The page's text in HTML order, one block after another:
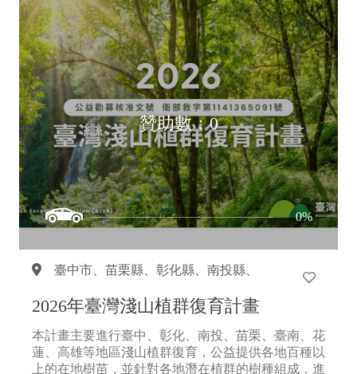
贊助數：0
0%
臺中市、 苗栗縣、 彰化縣、 南投縣、
2026年臺灣淺山植群復育計畫
本計畫主要進行臺中、彰化、南投、苗栗、臺南、花
蓮、高雄等地區淺山植群復育，公益提供各地百種以
上的在地樹苗，並針對各地潛在植群的樹種組成，進